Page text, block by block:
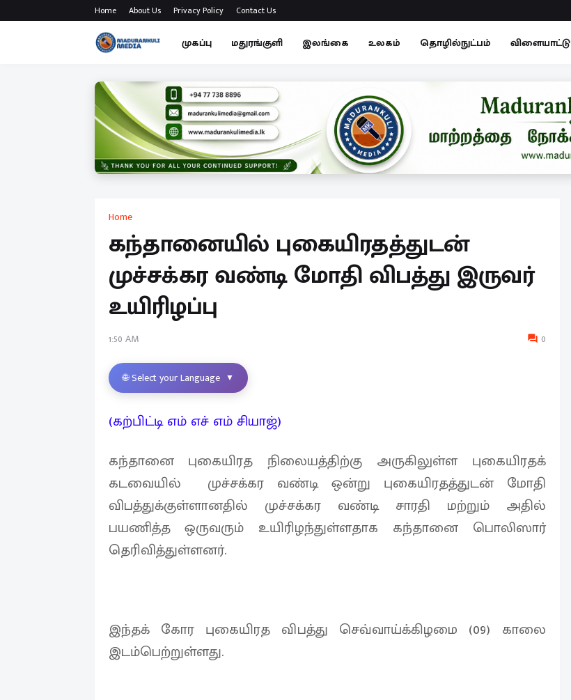
Home About Us Privacy Policy Contact Us
முகப்பு மதுரங்குளி இலங்கை உலகம் தொழில்நுட்பம் விளையாட்டு
Home
கந்தானையில் புகையிரதத்துடன்
முச்சக்கர வண்டி மோதி விபத்து இருவர்
உயிரிழப்பு
1:50 AM 0
🌐 Select your Language ▼
(கற்பிட்டி எம் எச் எம் சியாஜ்)
கந்தானை புகையிரத நிலையத்திற்கு அருகிலுள்ள புகையிரதக்
கடவையில் முச்சக்கர வண்டி ஒன்று புகையிரதத்துடன் மோதி
விபத்துக்குள்ளானதில் முச்சக்கர வண்டி சாரதி மற்றும் அதில்
பயணித்த ஒருவரும் உயிரிழந்துள்ளதாக கந்தானை பொலிஸார்
தெரிவித்துள்ளனர்.
இந்தக் கோர புகையிரத விபத்து செவ்வாய்க்கிழமை (09) காலை
இடம்பெற்றுள்ளது.